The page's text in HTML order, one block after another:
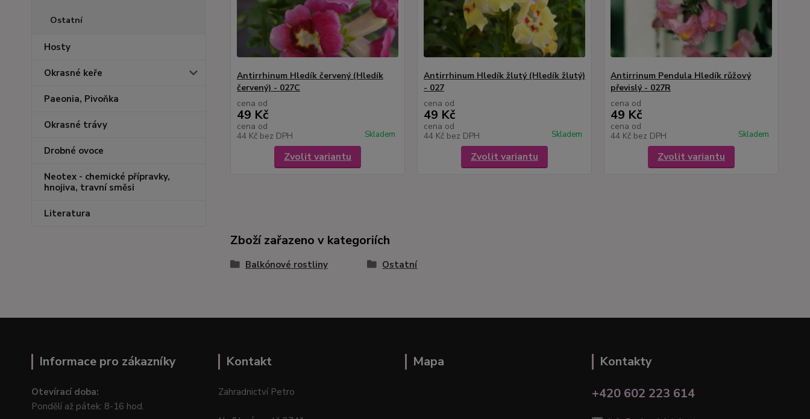
Ostatní
Hosty
Okrasné keře
Paeonia, Pivoňka
Okrasné trávy
Drobné ovoce
Neotex - chemické přípravky,
hnojiva, travní směsi
Literatura
Antirrhinum Hledík červený (Hledík
červený) - 027C
cena od
49 Kč
cena od
44 Kč bez DPH Skladem
Zvolit variantu
Antirrhinum Hledík žlutý (Hledík žlutý)
- 027
cena od
49 Kč
cena od
44 Kč bez DPH Skladem
Zvolit variantu
Antirrinum Pendula Hledík růžový
převislý - 027R
cena od
49 Kč
cena od
44 Kč bez DPH Skladem
Zvolit variantu
Zboží zařazeno v kategoriích
Balkónové rostliny Ostatní
Informace pro zákazníky
Otevírací doba:
Pondělí až pátek: 8-16 hod.
Kontakt
Zahradnictví Petro
Mapa
Kontakty
+420 602 223 614